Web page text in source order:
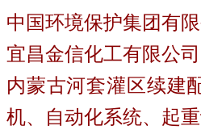
中国环境保护集团有
宜昌金信化工有限公
内蒙古河套灌区续建
机、自动化系统、起